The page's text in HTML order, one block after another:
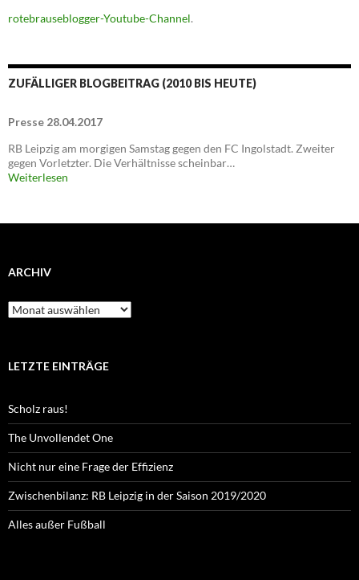
rotebrauseblogger-Youtube-Channel.
ZUFÄLLIGER BLOGBEITRAG (2010 BIS HEUTE)
Presse 28.04.2017
RB Leipzig am morgigen Samstag gegen den FC Ingolstadt. Zweiter
gegen Vorletzter. Die Verhältnisse scheinbar…
Weiterlesen
ARCHIV
Archiv
LETZTE EINTRÄGE
Scholz raus!
The Unvollendet One
Nicht nur eine Frage der Effizienz
Zwischenbilanz: RB Leipzig in der Saison 2019/2020
Alles außer Fußball